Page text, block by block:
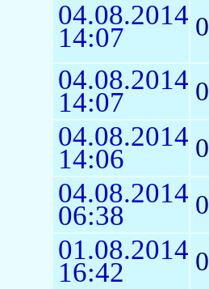
04.08.2014
14:07 0
04.08.2014
14:07 0
04.08.2014
14:06 0
04.08.2014
06:38 0
01.08.2014
16:42 0